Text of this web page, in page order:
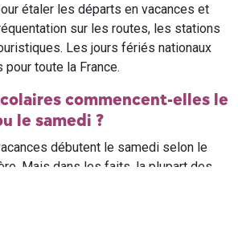
étaler les départs en vacances et
sur les routes, les stations
Les jours fériés nationaux
toute la France.
commencent-elles le
le samedi ?
débutent le samedi selon le
Mais dans les faits, la plupart des